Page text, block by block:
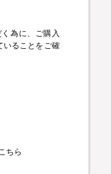
為に、ご購入
いることをご確
ちら